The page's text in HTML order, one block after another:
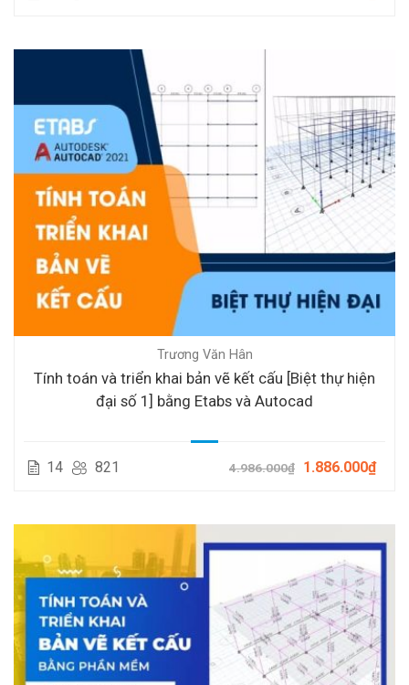
Trương Văn Hân
Tính toán và triển khai bản vẽ kết cấu [Biệt thự hiện
đại số 1] bằng Etabs và Autocad
14 821 4.986.000₫ 1.886.000₫